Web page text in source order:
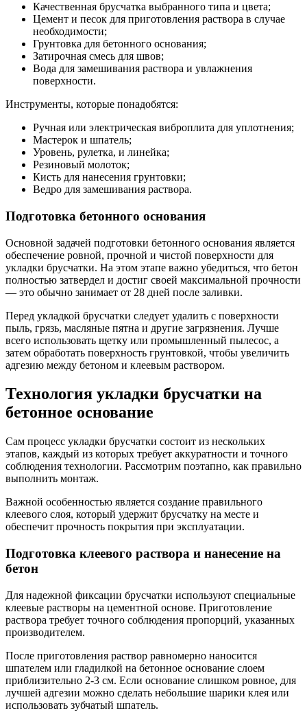
Качественная брусчатка выбранного типа и цвета;
Цемент и песок для приготовления раствора в случае
необходимости;
Грунтовка для бетонного основания;
Затирочная смесь для швов;
Вода для замешивания раствора и увлажнения
поверхности.
Инструменты, которые понадобятся:
Ручная или электрическая виброплита для уплотнения;
Мастерок и шпатель;
Уровень, рулетка, и линейка;
Резиновый молоток;
Кисть для нанесения грунтовки;
Ведро для замешивания раствора.
Подготовка бетонного основания
Основной задачей подготовки бетонного основания является
обеспечение ровной, прочной и чистой поверхности для
укладки брусчатки. На этом этапе важно убедиться, что бетон
полностью затвердел и достиг своей максимальной прочности
— это обычно занимает от 28 дней после заливки.
Перед укладкой брусчатки следует удалить с поверхности
пыль, грязь, масляные пятна и другие загрязнения. Лучше
всего использовать щетку или промышленный пылесос, а
затем обработать поверхность грунтовкой, чтобы увеличить
адгезию между бетоном и клеевым раствором.
Технология укладки брусчатки на
бетонное основание
Сам процесс укладки брусчатки состоит из нескольких
этапов, каждый из которых требует аккуратности и точного
соблюдения технологии. Рассмотрим поэтапно, как правильно
выполнить монтаж.
Важной особенностью является создание правильного
клеевого слоя, который удержит брусчатку на месте и
обеспечит прочность покрытия при эксплуатации.
Подготовка клеевого раствора и нанесение на
бетон
Для надежной фиксации брусчатки используют специальные
клеевые растворы на цементной основе. Приготовление
раствора требует точного соблюдения пропорций, указанных
производителем.
После приготовления раствор равномерно наносится
шпателем или гладилкой на бетонное основание слоем
приблизительно 2-3 см. Если основание слишком ровное, для
лучшей адгезии можно сделать небольшие шарики клея или
использовать зубчатый шпатель.